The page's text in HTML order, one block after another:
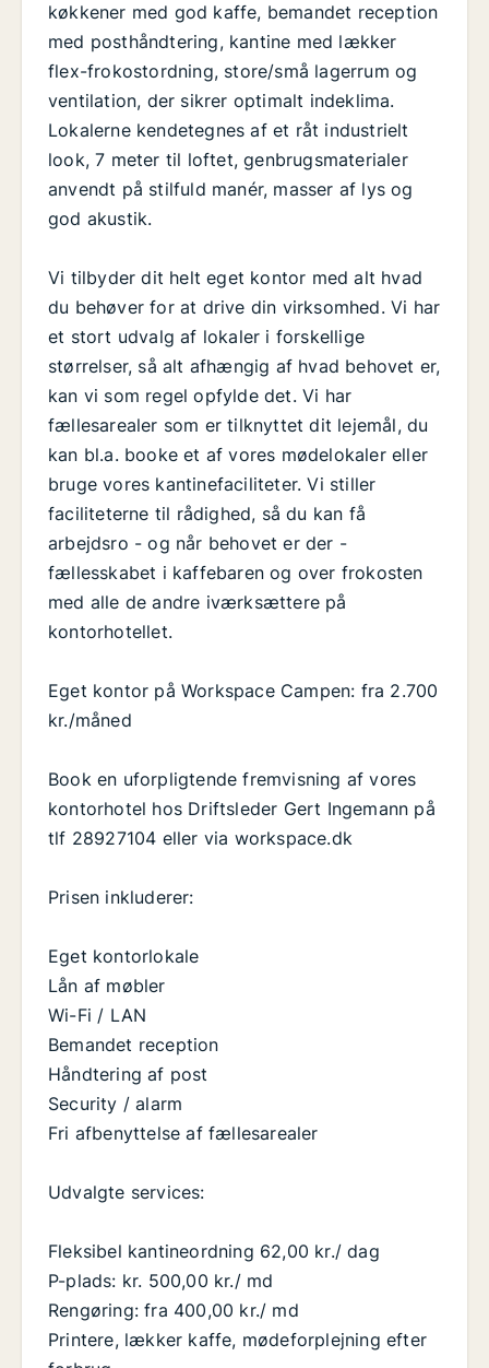
køkkener med god kaffe, bemandet reception
med posthåndtering, kantine med lækker
flex-frokostordning, store/små lagerrum og
ventilation, der sikrer optimalt indeklima.
Lokalerne kendetegnes af et råt industrielt
look, 7 meter til loftet, genbrugsmaterialer
anvendt på stilfuld manér, masser af lys og
god akustik.
Vi tilbyder dit helt eget kontor med alt hvad
du behøver for at drive din virksomhed. Vi har
et stort udvalg af lokaler i forskellige
størrelser, så alt afhængig af hvad behovet er,
kan vi som regel opfylde det. Vi har
fællesarealer som er tilknyttet dit lejemål, du
kan bl.a. booke et af vores mødelokaler eller
bruge vores kantinefaciliteter. Vi stiller
faciliteterne til rådighed, så du kan få
arbejdsro - og når behovet er der -
fællesskabet i kaffebaren og over frokosten
med alle de andre iværksættere på
kontorhotellet.
Eget kontor på Workspace Campen: fra 2.700
kr./måned
Book en uforpligtende fremvisning af vores
kontorhotel hos Driftsleder Gert Ingemann på
tlf 28927104 eller via workspace.dk
Prisen inkluderer:
Eget kontorlokale
Lån af møbler
Wi-Fi / LAN
Bemandet reception
Håndtering af post
Security / alarm
Fri afbenyttelse af fællesarealer
Udvalgte services:
Fleksibel kantineordning 62,00 kr./ dag
P-plads: kr. 500,00 kr./ md
Rengøring: fra 400,00 kr./ md
Printere, lækker kaffe, mødeforplejning efter